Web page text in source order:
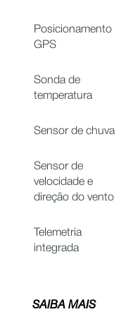
Posicionamento
GPS
Sonda de
temperatura
Sensor de chuva
Sensor de
velocidade e
direção do vento
Telemetria
integrada
SAIBA MAIS